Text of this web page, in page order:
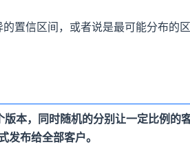
置信区间，或者说是最可能分布的区
本，同时随机的分别让一定比例的
发布给全部客户。